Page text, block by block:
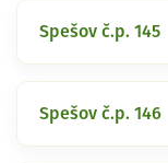
Spešov č.p. 145
Spešov č.p. 146